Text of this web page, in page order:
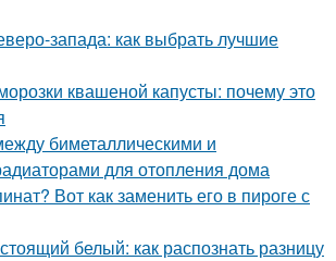
запада: как выбрать лучшие
квашеной капусты: почему это
биметаллическими и
для отопления дома
Вот как заменить его в пироге с
белый: как распознать разницу